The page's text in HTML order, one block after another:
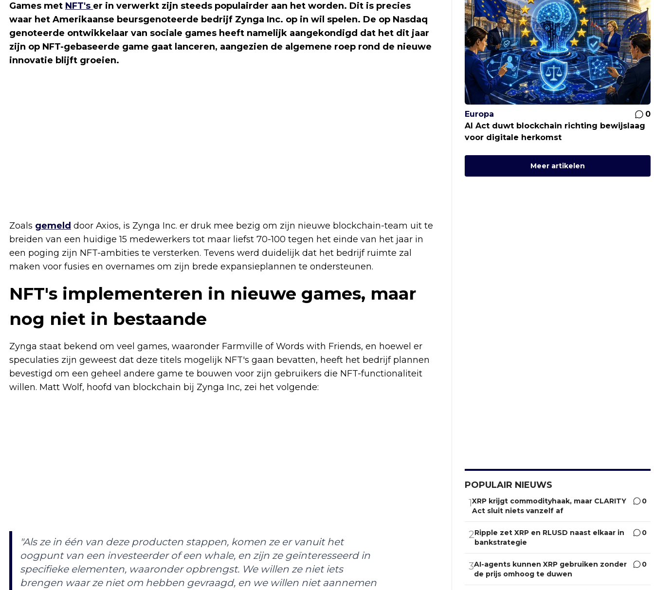
Games met NFT's er in verwerkt zijn steeds populairder aan het worden. Dit is precies
waar het Amerikaanse beursgenoteerde bedrijf Zynga Inc. op in wil spelen. De op Nasdaq
genoteerde ontwikkelaar van sociale games heeft namelijk aangekondigd dat het dit jaar
zijn op NFT-gebaseerde game gaat lanceren, aangezien de algemene roep rond de nieuwe
innovatie blijft groeien.
Zoals gemeld door Axios, is Zynga Inc. er druk mee bezig om zijn nieuwe blockchain-team uit te
breiden van een huidige 15 medewerkers tot maar liefst 70-100 tegen het einde van het jaar in
een poging zijn NFT-ambities te versterken. Tevens werd duidelijk dat het bedrijf ruimte zal
maken voor fusies en overnames om zijn brede expansieplannen te ondersteunen.
NFT's implementeren in nieuwe games, maar
nog niet in bestaande
Zynga staat bekend om veel games, waaronder Farmville of Words with Friends, en hoewel er
speculaties zijn geweest dat deze titels mogelijk NFT's gaan bevatten, heeft het bedrijf plannen
bevestigd om een ​​geheel andere game te bouwen voor zijn gebruikers die NFT-functionaliteit
willen. Matt Wolf, hoofd van blockchain bij Zynga Inc, zei het volgende:
"Als ze in één van deze producten stappen, komen ze er vanuit het
oogpunt van een investeerder of een whale, en zijn ze geïnteresseerd in
specifieke elementen, waaronder opbrengst. We willen ze niet iets
brengen waar ze niet om hebben gevraagd, en we willen niet aannemen
Europa
0
AI Act duwt blockchain richting bewijslaag
voor digitale herkomst
Meer artikelen
POPULAIR NIEUWS
1XRP krijgt commodityhaak, maar CLARITY
Act sluit niets vanzelf af
0
2Ripple zet XRP en RLUSD naast elkaar in
bankstrategie
0
3AI-agents kunnen XRP gebruiken zonder
de prijs omhoog te duwen
0